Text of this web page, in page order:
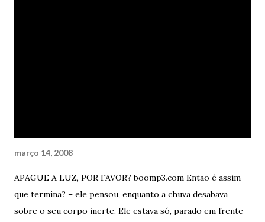
março 14, 2008
APAGUE A LUZ, POR FAVOR? boomp3.com Então é assim
que termina? – ele pensou, enquanto a chuva desabava
sobre o seu corpo inerte. Ele estava só, parado em frente